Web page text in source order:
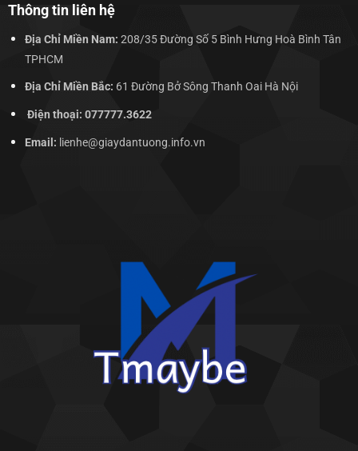
Thông tin liên hệ
Địa Chỉ Miền Nam: 208/35 Đường Số 5 Bình Hưng Hoà Bình Tân
TPHCM
Địa Chỉ Miền Bắc: 61 Đường Bở Sông Thanh Oai Hà Nội
Điện thoại: 077777.3622
Email: lienhe@giaydantuong.info.vn